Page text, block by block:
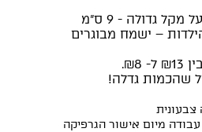
גדולה - 9 ס"מ
– ישמח מבוגרים
₪8.
שהכמות גדלה!